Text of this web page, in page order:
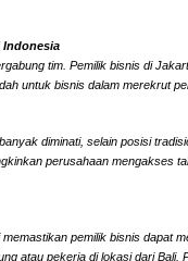
Indonesia
tim. Pemilik bisnis di
untuk bisnis dalam merekrut
diminati, selain posisi
perusahaan mengakses
pemilik bisnis dapat
pekerja di lokasi dari